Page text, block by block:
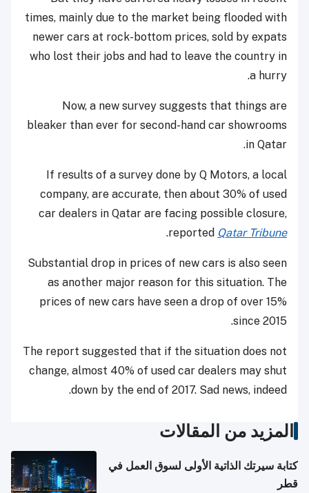
times, mainly due to the market being flooded with
newer cars at rock-bottom prices, sold by expats
who lost their jobs and had to leave the country in
a hurry.
Now, a new survey suggests that things are
bleaker than ever for second-hand car showrooms
in Qatar.
If results of a survey done by Q Motors, a local
company, are accurate, then about 30% of used
car dealers in Qatar are facing possible closure,
reported Qatar Tribune
.
Substantial drop in prices of new cars is also seen
as another major reason for this situation. The
prices of new cars have seen a drop of over 15%
since 2015.
The report suggested that if the situation does not
change, almost 40% of used car dealers may shut
down by the end of 2017. Sad news, indeed.
المزيد من المقالات
كتابة سيرتك الذاتية الأولى لسوق العمل في
قطر